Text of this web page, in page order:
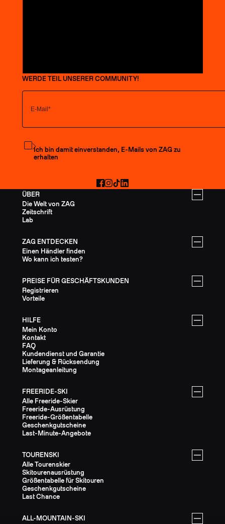
ÜBER
Die Welt von ZAG
Zeitschrift
Lab
ZAG ENTDECKEN
Einen Händler finden
Wo kann ich testen?
PREISE FÜR GESCHÄFTSKUNDEN
Registrieren
Vorteile
HILFE
Mein Konto
Kontakt
FAQ
Kundendienst und Garantie
Lieferung & Rücksendung
Montageanleitung
FREERIDE-SKI
Alle Freeride-Skier
Freeride-Ausrüstung
Freeride-Größentabelle
Geschenkgutscheine
Last-Minute-Angebote
TOURENSKI
Alle Tourenskier
Skitourenausrüstung
Größentabelle für Skitouren
Geschenkgutscheine
Last Chance
ALL-MOUNTAIN-SKI
WERDE TEIL UNSERER COMMUNITY!
Den Newsletter abonnieren
Ich bin damit einverstanden, E-Mails von ZAG zu
erhalten
Facebook
Instagram
TikTokLinkedIn